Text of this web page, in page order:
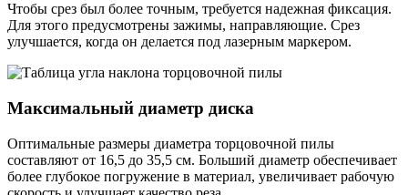
Чтобы срез был более точным, требуется надежная фиксация.
Для этого предусмотрены зажимы, направляющие. Срез
улучшается, когда он делается под лазерным маркером.
Максимальный диаметр диска
Оптимальные размеры диаметра торцовочной пилы
составляют от 16,5 до 35,5 см. Больший диаметр обеспечивает
более глубокое погружение в материал, увеличивает рабочую